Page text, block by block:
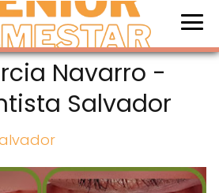
Navarro -
Salvador